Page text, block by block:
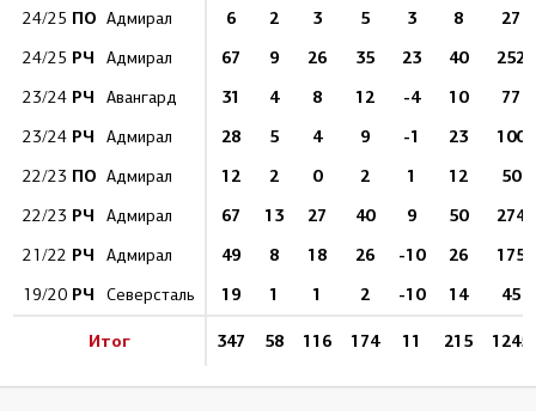
24/25 ПО Адмирал 6 2 3 5 3 8 27
24/25 РЧ Адмирал 67 9 26 35 23 40 252
23/24 РЧ Авангард 31 4 8 12 -4 10 77
23/24 РЧ Адмирал 28 5 4 9 -1 23 100
22/23 ПО Адмирал 12 2 0 2 1 12 50
22/23 РЧ Адмирал 67 13 27 40 9 50 274
21/22 РЧ Адмирал 49 8 18 26 -10 26 175
19/20 РЧ Северсталь 19 1 1 2 -10 14 45
Итог 347 58 116 174 11 215 1245